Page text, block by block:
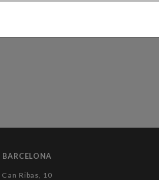
BARCELONA
Can Ribas, 10